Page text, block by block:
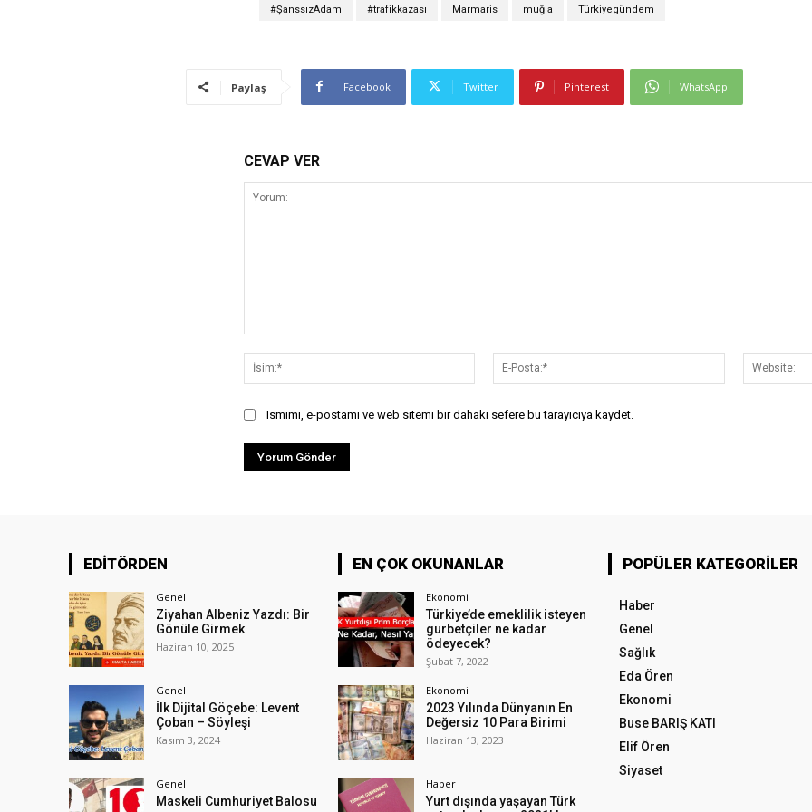
#ŞanssızAdam #trafikkazası Marmaris muğla Türkiyegündem
Paylaş Facebook Twitter Pinterest WhatsApp
CEVAP VER
İsim:*
Posta:*
Ismimi, e-postamı ve web sitemi bir dahaki sefere bu tarayıcıya kaydet.
EDİTÖRDEN
Genel
Ziyahan Albeniz Yazdı: Bir
Gönüle Girmek
Haziran 10, 2025
Genel
İlk Dijital Göçebe: Levent
Çoban – Söyleşi
Kasım 3, 2024
Genel
Maskeli Cumhuriyet Balosu
EN ÇOK OKUNANLAR
Ekonomi
Türkiye’de emeklilik isteyen
gurbetçiler ne kadar
ödeyecek?
Şubat 7, 2022
Ekonomi
2023 Yılında Dünyanın En
Değersiz 10 Para Birimi
Haziran 13, 2023
Haber
Yurt dışında yaşayan Türk
POPÜLER KATEGORILER
Haber
Genel
Sağlık
Eda Ören
Ekonomi
Buse BARIŞ KATI
Elif Ören
Siyaset